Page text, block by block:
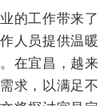
的工作带来了
人员提供温暖
在宜昌，越来
求，以满足不